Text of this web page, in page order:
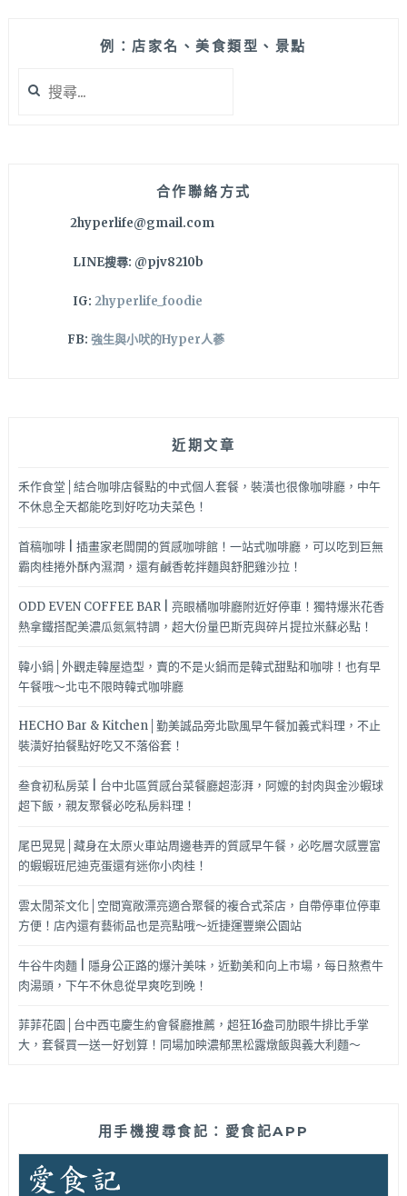
例：店家名、美食類型、景點
尋
合作聯絡方式
2hyperlife@gmail.com
LINE搜尋: @pjv8210b
IG: 2hyperlife_foodie
FB: 強生與小吠的Hyper人蔘
近期文章
禾作食堂│結合咖啡店餐點的中式個人套餐，裝潢也很像咖啡廳，中午
不休息全天都能吃到好吃功夫菜色！
首稿咖啡 | 插畫家老闆開的質感咖啡館！一站式咖啡廳，可以吃到巨無
霸肉桂捲外酥內濕潤，還有鹹香乾拌麵與舒肥雞沙拉！
ODD EVEN COFFEE BAR | 亮眼橘咖啡廳附近好停車！獨特爆米花香
熱拿鐵搭配美濃瓜氮氣特調，超大份量巴斯克與碎片提拉米蘇必點！
韓小鍋│外觀走韓屋造型，賣的不是火鍋而是韓式甜點和咖啡！也有早
午餐哦～北屯不限時韓式咖啡廳
HECHO Bar & Kitchen│勤美誠品旁北歐風早午餐加義式料理，不止
裝潢好拍餐點好吃又不落俗套！
叁食初私房菜 | 台中北區質感台菜餐廳超澎湃，阿嬤的封肉與金沙蝦球
超下飯，親友聚餐必吃私房料理！
尾巴晃晃│藏身在太原火車站周邊巷弄的質感早午餐，必吃層次感豐富
的蝦蝦班尼迪克蛋還有迷你小肉桂！
雲太閒茶文化│空間寬敞漂亮適合聚餐的複合式茶店，自帶停車位停車
方便！店內還有藝術品也是亮點哦～近捷運豐樂公園站
牛谷牛肉麵 | 隱身公正路的爆汁美味，近勤美和向上市場，每日熬煮牛
肉湯頭，下午不休息從早爽吃到晚！
菲菲花園│台中西屯慶生約會餐廳推薦，超狂16盎司肋眼牛排比手掌
大，套餐買一送一好划算！同場加映濃郁黑松露燉飯與義大利麵～
用手機搜尋食記：愛食記APP